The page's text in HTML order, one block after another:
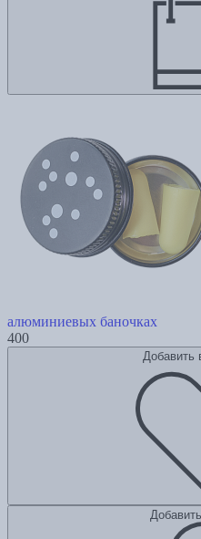
алюминиевых баночках
400
Добавить